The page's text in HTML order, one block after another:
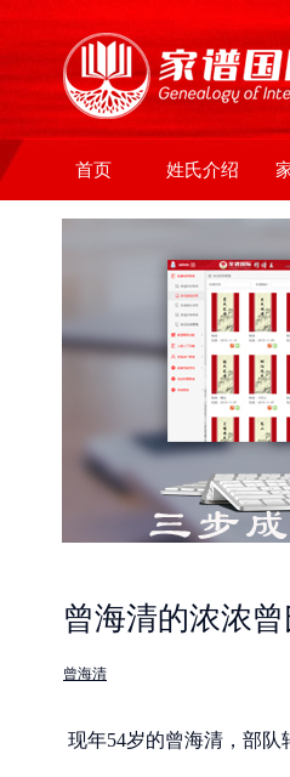
首页 姓氏介绍
曾海清的浓浓
曾海清
现年54岁的曾海清，部队